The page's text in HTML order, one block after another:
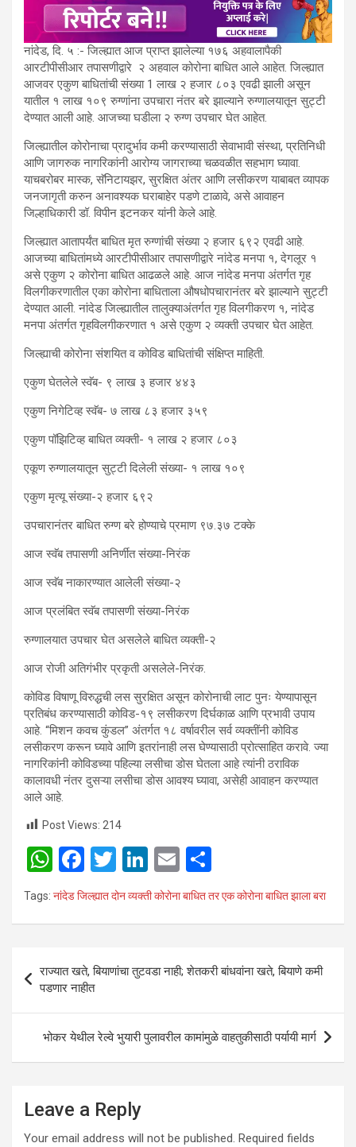
नांदेड, दि. ५ :- जिल्ह्यात आज प्राप्त झालेल्या १७६ अहवालापैकी
आरटीपीसीआर तपासणीद्वारे २ अहवाल कोरोना बाधित आले आहेत. जिल्ह्यात
आजवर एकुण बाधितांची संख्या 1 लाख २ हजार ८०३ एवढी झाली असून
यातील १ लाख १०९ रुग्णांना उपचारा नंतर बरे झाल्याने रुग्णालयातून सुट्टी
देण्यात आली आहे. आजच्या घडीला २ रुग्ण उपचार घेत आहेत.
जिल्ह्यातील कोरोनाचा प्रादुर्भाव कमी करण्यासाठी सेवाभावी संस्था, प्रतिनिधी
आणि जागरुक नागरिकांनी आरोग्य जागराच्या चळवळीत सहभाग घ्यावा.
याचबरोबर मास्क, सॅनिटायझर, सुरक्षित अंतर आणि लसीकरण याबाबत व्यापक
जनजागृती करुन अनावश्यक घराबाहेर पडणे टाळावे, असे आवाहन
जिल्हाधिकारी डॉ. विपीन इटनकर यांनी केले आहे.
जिल्ह्यात आतापर्यंत बाधित मृत रुग्णांची संख्या २ हजार ६९२ एवढी आहे.
आजच्या बाधितांमध्ये आरटीपीसीआर तपासणीद्वारे नांदेड मनपा १, देगलूर १
असे एकुण २ कोरोना बाधित आढळले आहे. आज नांदेड मनपा अंतर्गत गृह
विलगीकरणातील एका कोरोना बाधिताला औषधोपचारानंतर बरे झाल्याने सुट्टी
देण्यात आली. नांदेड जिल्ह्यातील तालुक्याअंतर्गत गृह विलगीकरण १, नांदेड
मनपा अंतर्गत गृहविलगीकरणात १ असे एकुण २ व्यक्ती उपचार घेत आहेत.
जिल्ह्याची कोरोना संशयित व कोविड बाधितांची संक्षिप्त माहिती.
एकुण घेतलेले स्वॅब- ९ लाख ३ हजार ४४३
एकुण निगेटिव्ह स्वॅब- ७ लाख ८३ हजार ३५९
एकुण पॉझिटिव्ह बाधित व्यक्ती- १ लाख २ हजार ८०३
एकूण रुग्णालयातून सुट्टी दिलेली संख्या- १ लाख १०९
एकुण मृत्यू संख्या-२ हजार ६९२
उपचारानंतर बाधित रुग्ण बरे होण्याचे प्रमाण ९७.३७ टक्के
आज स्वॅब तपासणी अनिर्णीत संख्या-निरंक
आज स्वॅब नाकारण्यात आलेली संख्या-२
आज प्रलंबित स्वॅब तपासणी संख्या-निरंक
रुग्णालयात उपचार घेत असलेले बाधित व्यक्ती-२
आज रोजी अतिगंभीर प्रकृती असलेले-निरंक.
कोविड विषाणू विरुद्धची लस सुरक्षित असून कोरोनाची लाट पुनः येण्यापासून
प्रतिबंध करण्यासाठी कोविड-१९ लसीकरण दिर्घकाळ आणि प्रभावी उपाय
आहे. “मिशन कवच कुंडल” अंतर्गत १८ वर्षावरील सर्व व्यक्तींनी कोविड
लसीकरण करून घ्यावे आणि इतरांनाही लस घेण्यासाठी प्रोत्साहित करावे. ज्या
नागरिकांनी कोविडच्या पहिल्या लसीचा डोस घेतला आहे त्यांनी ठराविक
कालावधी नंतर दुसऱ्या लसीचा डोस आवश्य घ्यावा, असेही आवाहन करण्यात
आले आहे.
Post Views: 214
W
h
at
A
p
p
F
a
ce
o
o
k
T
wi
tt
Li
n
ke
n
E
m
ail
h
ar
Tags: नांदेड जिल्ह्यात दोन व्यक्ती कोरोना बाधित तर एक कोरोना बाधित झाला बरा
navigation
राज्यात खते, बियाणांचा तुटवडा नाही; शेतकरी बांधवांना खते, बियाणे कमी
पडणार नाहीत
भोकर येथील रेल्‍वे भुयारी पुलावरील कामांमुळे वाहतुकीसाठी पर्यायी मार्ग
Leave a Reply
Your email address will not be published. Required fields